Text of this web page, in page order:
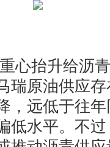
抬升给沥
瑞原油供应
，远低于往
低水平。不